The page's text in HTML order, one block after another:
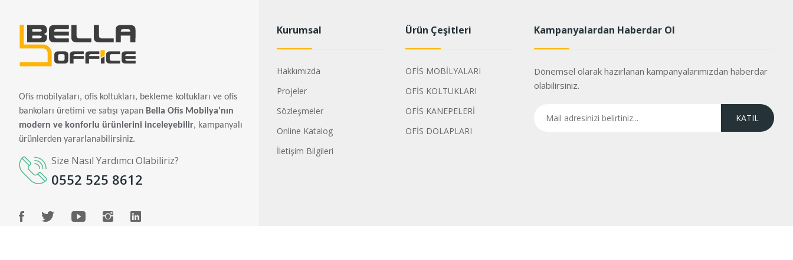
Ofis mobilyaları, ofis koltukları, bekleme koltukları ve ofis
bankoları üretimi ve satışı yapan Bella Ofis Mobilya’nın
modern ve konforlu ürünlerini inceleyebilir, kampanyalı
ürünlerden yararlanabilirsiniz.
Size Nasıl Yardımcı Olabiliriz?
0552 525 8612
Kurumsal
Hakkımızda
Projeler
Sözleşmeler
Online Katalog
İletişim Bilgileri
Ürün Çeşitleri
OFİS MOBİLYALARI
OFİS KOLTUKLARI
OFİS KANEPELERİ
OFİS DOLAPLARI
Kampanyalardan Haberdar Ol
Dönemsel olarak hazırlanan kampanyalarımızdan haberdar
olabilirsiniz.